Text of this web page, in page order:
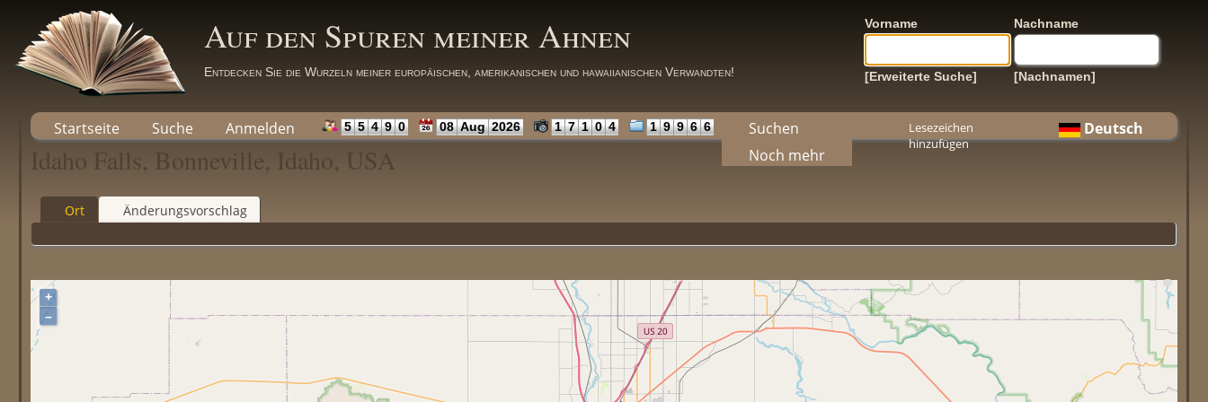
Auf den Spuren meiner Ahnen
Entdecken Sie die Wurzeln meiner europäischen, amerikanischen und hawaiianischen Verwandten!
Vorname Nachname
[Erweiterte Suche] [Nachnamen]
Startseite Suche Anmelden 5 5 4 9 0 08 Aug 2026 1 7 1 0 4 1 9 9 6 6
Suchen
Noch mehr
Lesezeichen
hinzufügen
Deutsch
Idaho Falls, Bonneville, Idaho, USA
Ort Änderungsvorschlag
+
–